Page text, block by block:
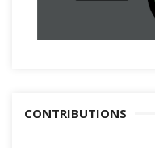
CONTRIBUTIONS